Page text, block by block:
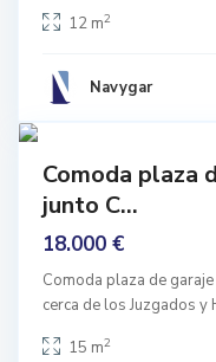
12 m2
Navygar
a
n
Comoda plaza
junto C...
18.000 €
Comoda plaza de
cerca de los Juzgados y
15 m2